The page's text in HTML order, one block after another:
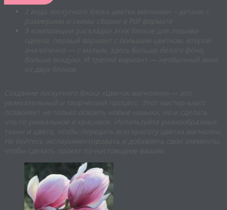
размерами и схемы сборки в Pdf формате
3 композиции раскладки этих блоков для пошива
одеяла, первый вариант с большим цветком, второй
аналогично — с малым, здесь больше белого фона,
больше воздуха. И третий вариант — необычный микс
из двух блоков.
Создание лоскутного блока «Цветок магнолии» — это
увлекательный и творческий процесс. Этот мастер-класс
позволяет не только освоить новые навыки, но и сделать
что-то уникальное и красивое. Используйте разнообразные
ткани и цвета, чтобы передать всю красоту цветка магнолии.
Не бойтесь экспериментировать и добавлять свои элементы,
чтобы сделать проект по-настоящему вашим.